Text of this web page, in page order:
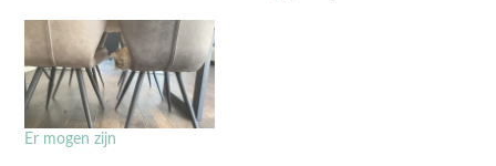
Er mogen zijn